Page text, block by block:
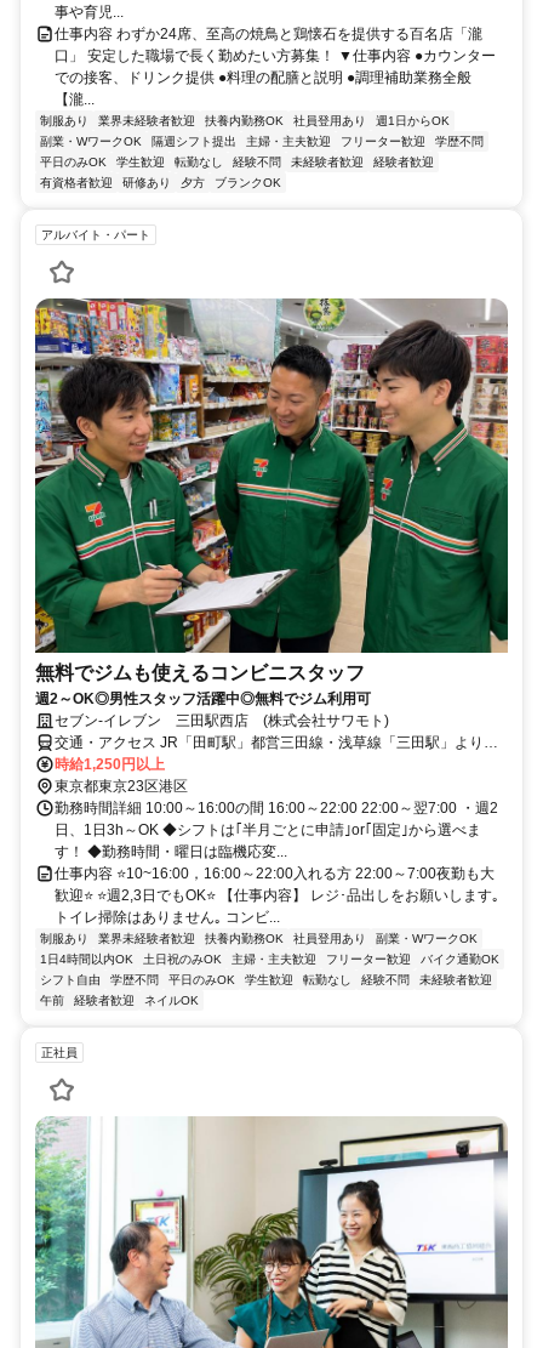
事や育児...
仕事内容 わずか24席、至高の焼鳥と鶏懐石を提供する百名店「瀧
口」 安定した職場で長く勤めたい方募集！ ▼仕事内容 ●カウンター
での接客、ドリンク提供 ●料理の配膳と説明 ●調理補助業務全般
【瀧...
制服あり 業界未経験者歓迎 扶養内勤務OK 社員登用あり
週1日からOK
副業・WワークOK
隔週シフト提出 主婦・主夫歓迎 フリーター歓迎
学歴不問
平日のみOK
学生歓迎 転勤なし 経験不問 未経験者歓迎
経験者歓迎
有資格者歓迎
研修あり 夕方 ブランクOK
アルバイト・パート
無料でジムも使えるコンビニスタッフ
週2～OK◎男性スタッフ活躍中◎無料でジム利用可
セブン-イレブン 三田駅西店 (株式会社サワモト)
交通・アクセス JR「田町駅」都営三田線・浅草線「三田駅」より徒
歩3分
時給1,250円以上
東京都東京23区港区
勤務時間詳細 10:00～16:00の間 16:00～22:00 22:00～翌7:00 ・週2
日、1日3h～OK ◆シフトは｢半月ごとに申請｣or｢固定｣から選べま
す！ ◆勤務時間・曜日は臨機応変...
仕事内容 ⭐10~16:00，16:00～22:00入れる方 22:00～7:00夜勤も大
歓迎⭐ ⭐週2,3日でもOK⭐ 【仕事内容】 レジ･品出しをお願いします｡
トイレ掃除はありません｡ コンビ...
制服あり 業界未経験者歓迎 扶養内勤務OK 社員登用あり
副業・WワークOK
1日4時間以内OK
土日祝のみOK 主婦・主夫歓迎 フリーター歓迎
バイク通勤OK
シフト自由
学歴不問 平日のみOK 学生歓迎 転勤なし 経験不問
未経験者歓迎
午前
経験者歓迎 ネイルOK
正社員